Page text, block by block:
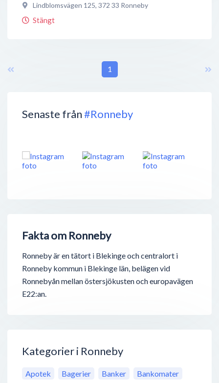
Senaste från#Ronneby
Fakta om Ronneby
Ronneby är en tätort i Blekinge och centralort i
Ronneby kommun i Blekinge län, belägen vid
Ronnebyån mellan östersjökusten och europavägen
E22:an.
Kategorier i Ronneby
Apotek Bagerier Banker
Bankomater
Lindblomsvägen 125, 372 33 Ronneby
Stängt
1